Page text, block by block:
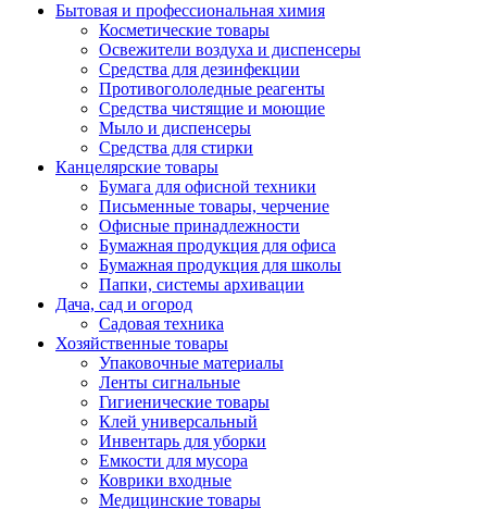
Бытовая и профессиональная химия
Косметические товары
Освежители воздуха и диспенсеры
Средства для дезинфекции
Противогололедные реагенты
Средства чистящие и моющие
Мыло и диспенсеры
Средства для стирки
Канцелярские товары
Бумага для офисной техники
Письменные товары, черчение
Офисные принадлежности
Бумажная продукция для офиса
Бумажная продукция для школы
Папки, системы архивации
Дача, сад и огород
Садовая техника
Хозяйственные товары
Упаковочные материалы
Ленты сигнальные
Гигиенические товары
Клей универсальный
Инвентарь для уборки
Емкости для мусора
Коврики входные
Медицинские товары